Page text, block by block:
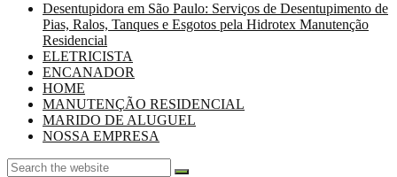
Desentupidora em São Paulo: Serviços de Desentupimento de
Pias, Ralos, Tanques e Esgotos pela Hidrotex Manutenção
Residencial
ELETRICISTA
ENCANADOR
HOME
MANUTENÇÃO RESIDENCIAL
MARIDO DE ALUGUEL
NOSSA EMPRESA